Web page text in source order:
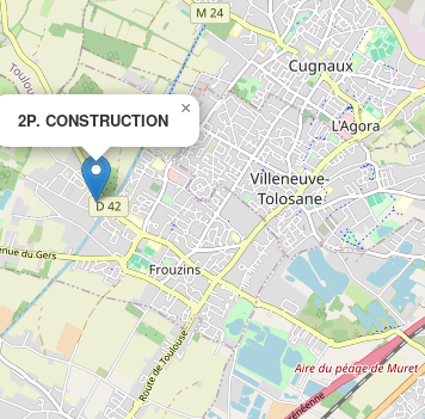
2P. CONSTRUCTION
×